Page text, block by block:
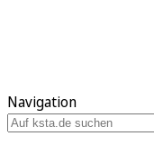
Navigation